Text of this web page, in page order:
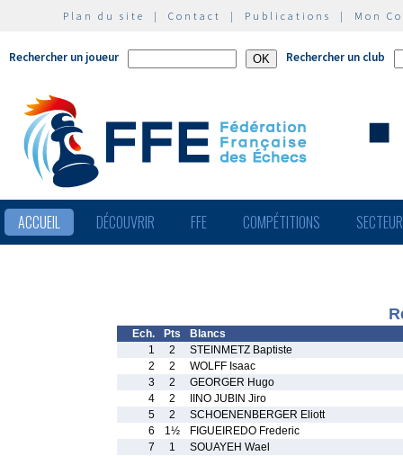
Plan du site | Contact | Publications | Mon
Rechercher un joueur Rechercher un club
ACCUEIL DÉCOUVRIR FFE COMPÉTITIONS
Ech. Pts
Blancs
1
2
STEINMETZ Baptiste
2
2
WOLFF Isaac
3
2
GEORGER Hugo
4
2
IINO JUBIN Jiro
5
2
SCHOENENBERGER Eliott
6
1½
FIGUEIREDO Frederic
7
1
SOUAYEH Wael